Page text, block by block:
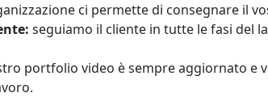
ci permette di consegnare il
seguiamo il cliente in tutte le fasi del
portfolio video è sempre aggiornato e